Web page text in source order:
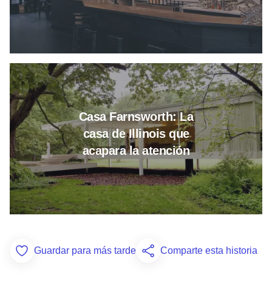
Casa Farnsworth: La
casa de Illinois que
acapara la atención
Leer más sobre Farnsworth
Add to Favorites
Guardar para más tarde Comparte esta historia